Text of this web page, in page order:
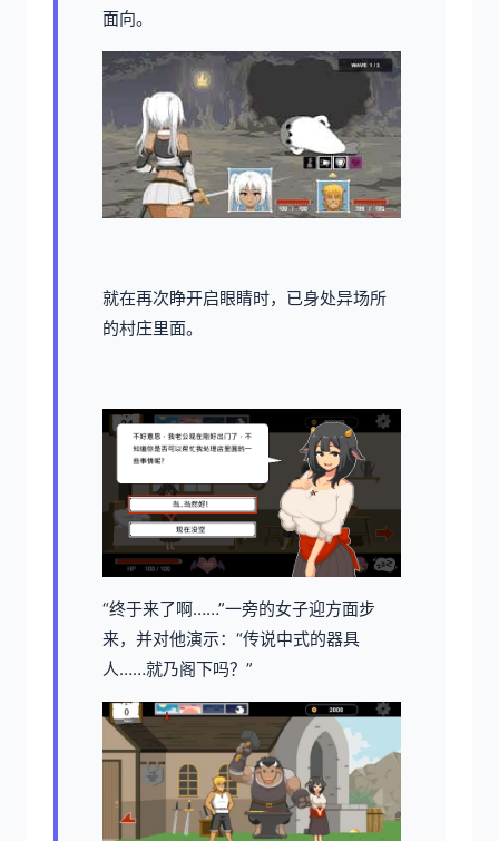
面向。
就在再次睁开启眼睛时，已身处异场所
的村庄里面。
“终于来了啊……”一旁的女子迎方面步
来，并对他演示：“传说中式的器具
人……就乃阁下吗？”